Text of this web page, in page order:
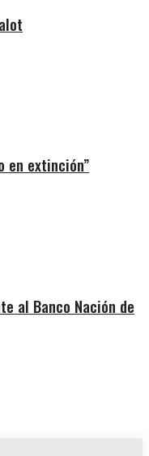
en extinción”
al Banco Nación de